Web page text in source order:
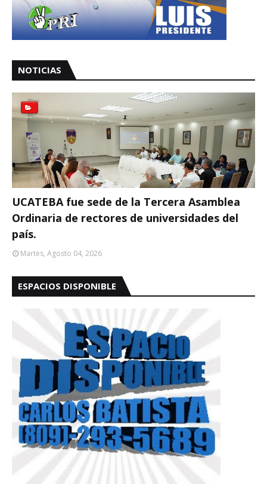
NOTICIAS
UCATEBA fue sede de la Tercera Asamblea
Ordinaria de rectores de universidades del
país.
Martes, Agosto 04, 2026
ESPACIOS DISPONIBLE